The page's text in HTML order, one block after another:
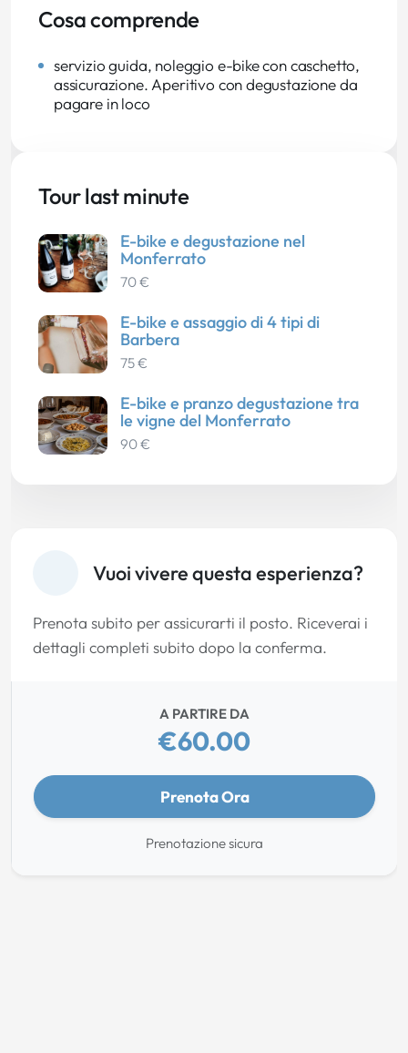
Cosa comprende
servizio guida, noleggio e-bike con caschetto,
assicurazione. Aperitivo con degustazione da
pagare in loco
Tour last minute
E-bike e degustazione nel
Monferrato
70 €
E-bike e assaggio di 4 tipi di
Barbera
75 €
E-bike e pranzo degustazione tra
le vigne del Monferrato
90 €
Vuoi vivere questa esperienza?
Prenota subito per assicurarti il posto. Riceverai i
dettagli completi subito dopo la conferma.
A PARTIRE DA
€60.00
Prenota Ora
Prenotazione sicura